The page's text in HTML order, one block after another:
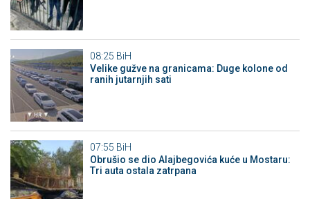
08:25 BiH
Velike gužve na granicama: Duge kolone od
ranih jutarnjih sati
07:55 BiH
Obrušio se dio Alajbegovića kuće u Mostaru:
Tri auta ostala zatrpana